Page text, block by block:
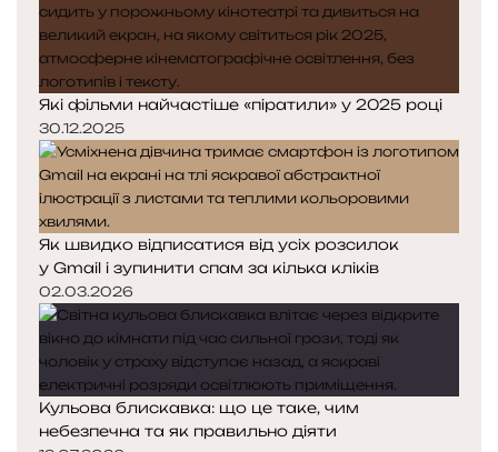
Які фільми найчастіше «піратили» у 2025 році
30.12.2025
Як швидко відписатися від усіх розсилок
у Gmail і зупинити спам за кілька кліків
02.03.2026
Кульова блискавка: що це таке, чим
небезпечна та як правильно діяти